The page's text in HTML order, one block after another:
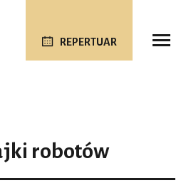
REPERTUAR
robotów